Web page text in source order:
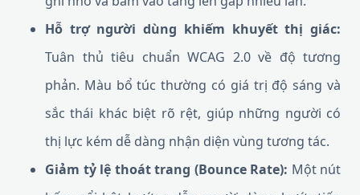
Hỗ trợ người dùng khiếm khuyết thị giác:
Tuân thủ tiêu chuẩn WCAG 2.0 về độ tương
phản. Màu bổ túc thường có giá trị độ sáng và
sắc thái khác biệt rõ rệt, giúp những người có
thị lực kém dễ dàng nhận diện vùng tương tác.
Giảm tỷ lệ thoát trang (Bounce Rate): Một nút